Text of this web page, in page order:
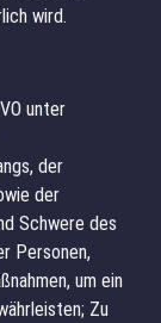
wird.
unter
der
der
Schwere des
Personen,
um ein
Zu